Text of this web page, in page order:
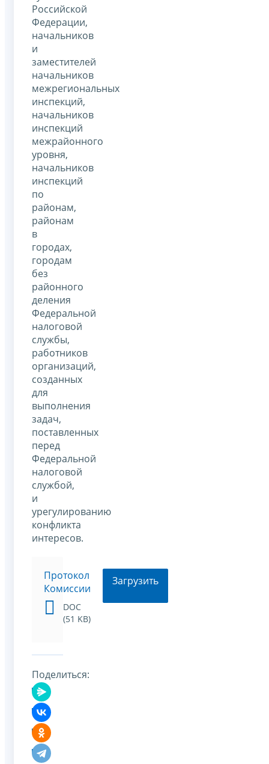
Российской
Федерации,
начальников
и
заместителей
начальников
межрегиональных
инспекций,
начальников
инспекций
межрайонного
уровня,
начальников
инспекций
по
районам,
районам
в
городах,
городам
без
районного
деления
Федеральной
налоговой
службы,
работников
организаций,
созданных
для
выполнения
задач,
поставленных
перед
Федеральной
налоговой
службой,
и
урегулированию
конфликта
интересов.
Протокол
Комиссии
DOC
(51 KB)
Загрузить
Поделиться: